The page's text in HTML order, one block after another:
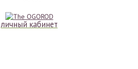
личный кабинет